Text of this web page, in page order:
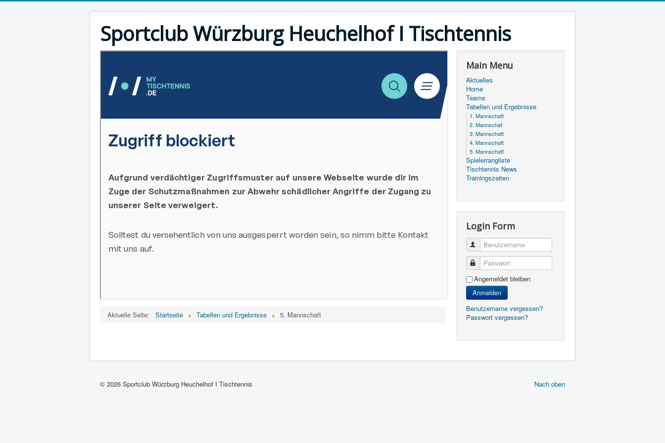
Sportclub Würzburg Heuchelhof I Tischtennis
Aktuelle Seite: Startseite Tabellen und Ergebnisse 5. Mannschaft
Main Menu
Aktuelles
Home
Teams
Tabellen und Ergebnisse
1. Mannschaft
2. Mannschaf
3. Mannschaft
4. Mannschaft
5. Mannschaft
Spielerrangliste
Tischtennis News
Trainingszeiten
Login Form
Benutzername
Passwort
Angemeldet bleiben
Anmelden
Benutzername vergessen?
Passwort vergessen?
Nach oben
© 2026 Sportclub Würzburg Heuchelhof I Tischtennis